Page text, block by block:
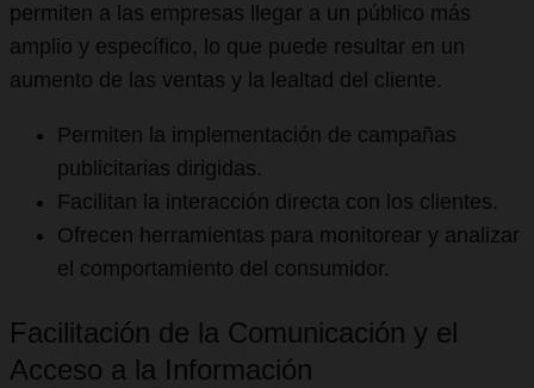
permiten a las empresas llegar a un público más
amplio y específico, lo que puede resultar en un
aumento de las ventas y la lealtad del cliente.
Permiten la implementación de campañas
publicitarias dirigidas.
Facilitan la interacción directa con los clientes.
Ofrecen herramientas para monitorear y analizar
el comportamiento del consumidor.
Facilitación de la Comunicación y el
Acceso a la Información